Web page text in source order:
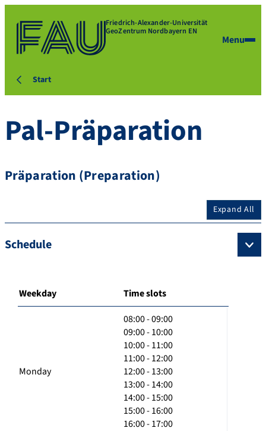
Friedrich-Alexander-Universität
GeoZentrum Nordbayern EN
Menu
Start
Pal-Präparation
Präparation (Preparation)
Expand All
Schedule
Weekday Time slots
Monday
08:00 - 09:00
09:00 - 10:00
10:00 - 11:00
11:00 - 12:00
12:00 - 13:00
13:00 - 14:00
14:00 - 15:00
15:00 - 16:00
16:00 - 17:00